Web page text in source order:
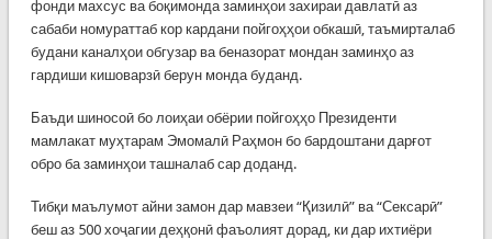
фонди махсус ва боқимонда заминҳои захираи давлатӣ аз
сабаби номураттаб кор кардани пойгоҳҳои обкашӣ, таъмирталаб
будани каналҳои обгузар ва беназорат мондан заминҳо аз
гардиши кишоварзӣ берун монда буданд.
Баъди шиносоӣ бо лоиҳаи обёрии пойгоҳҳо Президенти
мамлакат муҳтарам Эмомалӣ Раҳмон бо бардоштани дарғот
обро ба заминҳои ташналаб сар доданд.
Тибқи маълумот айни замон дар мавзеи “Қизилӣ” ва “Сексарӣ”
беш аз 500 хоҷагии деҳқонӣ фаъолият дорад, ки дар ихтиёри